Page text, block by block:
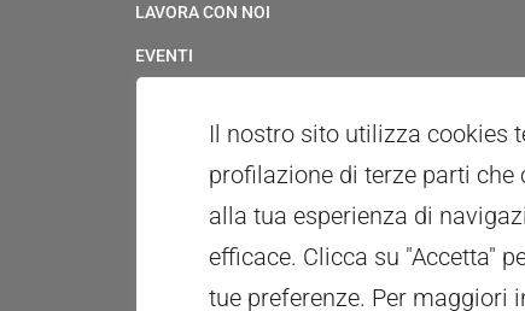
LAVORA CON NOI
EVENTI
UFFICIO STAMPA & MULTIMEDIA
WHISTLEBLOWING
PATROCINI E CONCESSIONE USO LOGOTIPO
Il nostro sito utilizza cookies
profilazione di terze parti
alla tua esperienza di
efficace. Clicca su "Accetta"
tue preferenze. Per maggiori